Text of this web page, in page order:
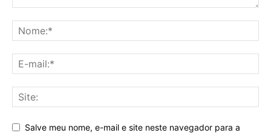
Salve meu nome, e-mail e site neste navegador para a